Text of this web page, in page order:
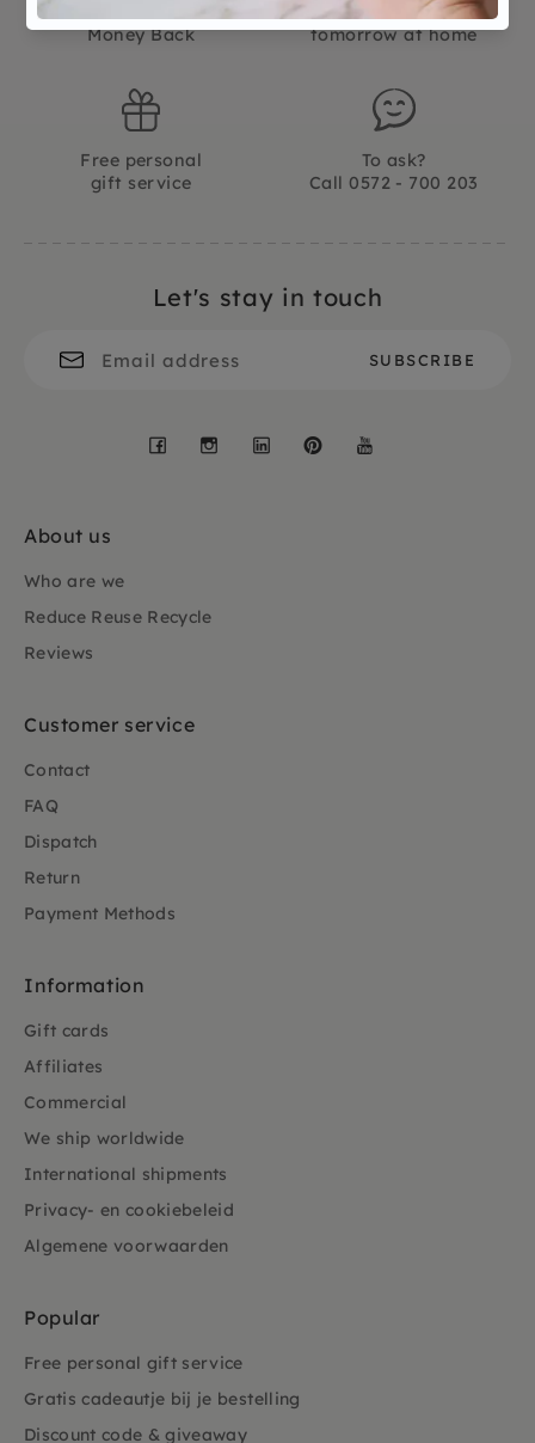
Money Back
Ordered before 15:00,
tomorrow at home
Free personal
gift service
To ask?
Call 0572 - 700 203
Let's stay in touch
Facebook
Instagram
LinkedInPinterest
About us
Who are we
Reduce Reuse Recycle
Reviews
Customer service
Contact
FAQ
Dispatch
Return
Payment Methods
Information
Gift cards
Affiliates
Commercial
We ship worldwide
International shipments
Privacy- en cookiebeleid
Algemene voorwaarden
Popular
Free personal gift service
Gratis cadeautje bij je bestelling
Discount code & giveaway